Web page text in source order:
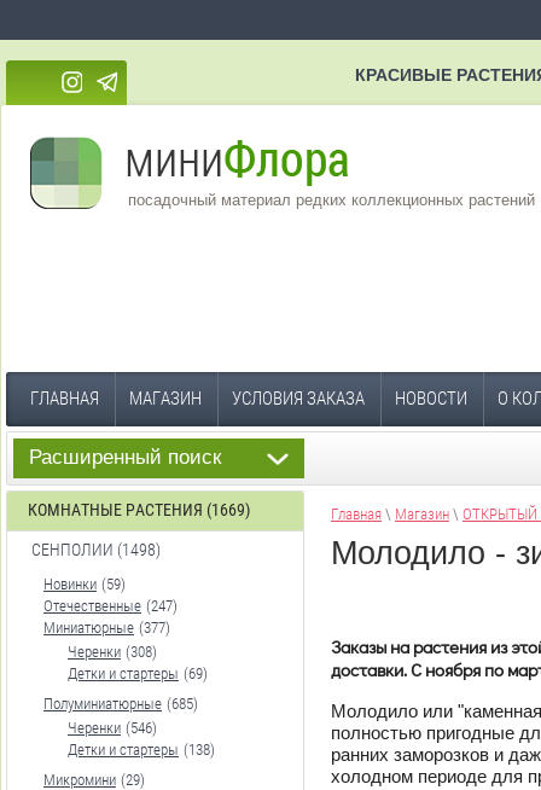
КРАСИВЫЕ
посадочный материал редких коллекционных растений
ГЛАВНАЯ МАГАЗИН УСЛОВИЯ ЗАКАЗА НОВОСТИ О
Расширенный поиск
КОМНАТНЫЕ РАСТЕНИЯ (1669)
СЕНПОЛИИ (1498)
Новинки (59)
Отечественные (247)
Миниатюрные (377)
Черенки (308)
Детки и стартеры (69)
Полуминиатюрные (685)
Черенки (546)
Детки и стартеры (138)
Микромини (29)
Главная \ Магазин \ ОТКРЫТЫЙ
Молодило -
Заказы на растения из
доставки. С ноября по
Молодило или
полностью пригодные
ранних заморозков и
холодном периоде для